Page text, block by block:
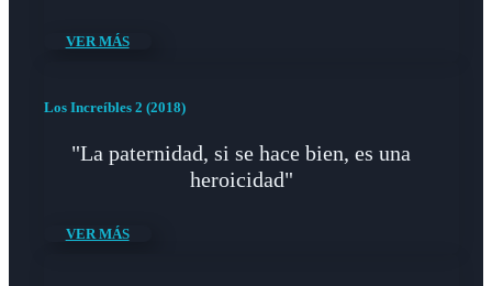
VER MÁS
Los Increíbles 2 (2018)
"La paternidad, si se hace bien, es una
heroicidad"
VER MÁS